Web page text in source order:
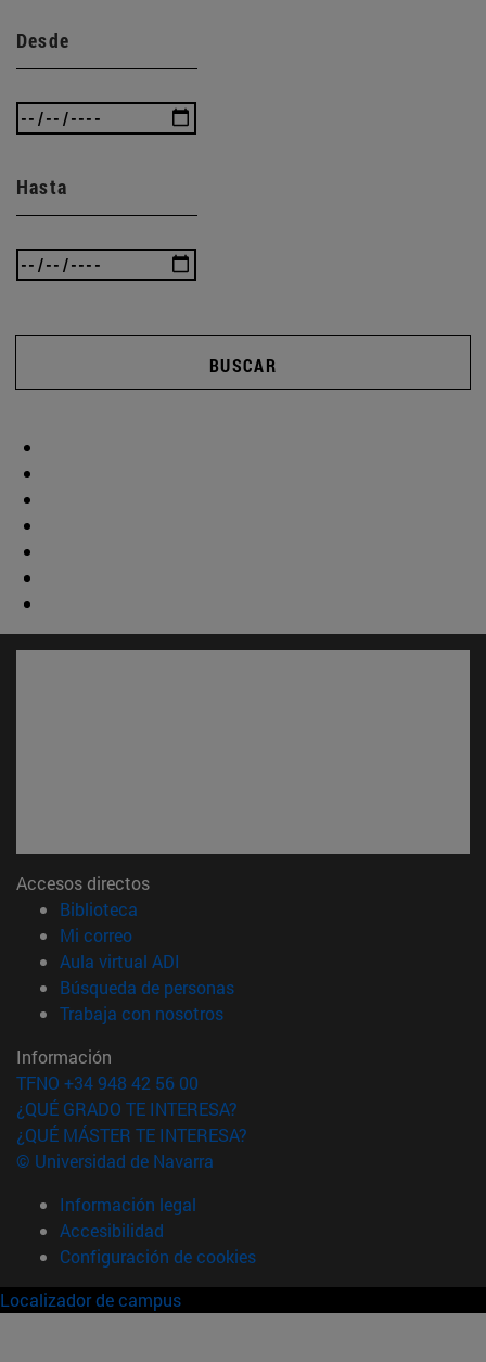
Desde
Hasta
BUSCAR
Accesos directos
Biblioteca
Mi correo(abre en nueva ventana)
Aula virtual ADI
Búsqueda de personas(abre en nueva ventana)
Trabaja con nosotros(abre en nueva ventana)
Información
TFNO +34 948 42 56 00
¿QUÉ GRADO TE INTERESA?
¿QUÉ MÁSTER TE INTERESA?
© Universidad de Navarra
Información legal
Accesibilidad
Configuración de cookies
Localizador de campus